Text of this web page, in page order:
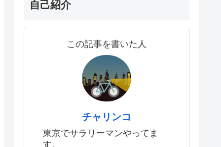
自己紹介
この記事を書いた人
チャリンコ
東京でサラリーマンやってま
す。